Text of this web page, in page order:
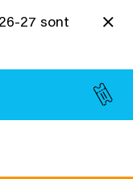
27 sont